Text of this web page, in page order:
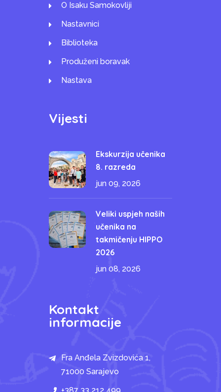
O Isaku Samokovliji
Nastavnici
Biblioteka
Produženi boravak
Nastava
Vijesti
Ekskurzija učenika
8. razreda
jun 09, 2026
Veliki uspjeh naših
učenika na
takmičenju HIPPO
2026
jun 08, 2026
Kontakt
informacije
Fra Anđela Zvizdovića 1,
71000 Sarajevo